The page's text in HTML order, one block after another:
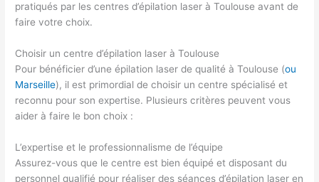
pratiqués par les centres d’épilation laser à Toulouse avant de
faire votre choix.
Choisir un centre d’épilation laser à Toulouse
Pour bénéficier d’une épilation laser de qualité à Toulouse (ou
Marseille), il est primordial de choisir un centre spécialisé et
reconnu pour son expertise. Plusieurs critères peuvent vous
aider à faire le bon choix :
L’expertise et le professionnalisme de l’équipe
Assurez-vous que le centre est bien équipé et disposant du
personnel qualifié pour réaliser des séances d’épilation laser en